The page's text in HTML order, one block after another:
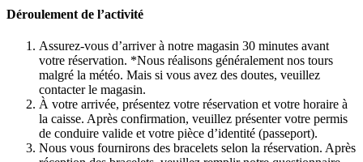
Déroulement de l’activité
Assurez-vous d’arriver à notre magasin 30 minutes avant
votre réservation. *Nous réalisons généralement nos tours
malgré la météo. Mais si vous avez des doutes, veuillez
contacter le magasin.
À votre arrivée, présentez votre réservation et votre horaire à
la caisse. Après confirmation, veuillez présenter votre permis
de conduire valide et votre pièce d’identité (passeport).
Nous vous fournirons des bracelets selon la réservation. Après